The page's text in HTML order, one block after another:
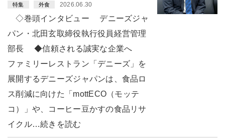
特集 外食 2026.06.30
◇巻頭インタビュー デニーズジャ
パン・北田玄取締役執行役員経営管理
部長 ◆信頼される誠実な企業へ
ファミリーレストラン「デニーズ」を
展開するデニーズジャパンは、食品ロ
ス削減に向けた「mottECO（モッテ
コ）」や、コーヒー豆かすの食品リサ
イクル…続きを読む